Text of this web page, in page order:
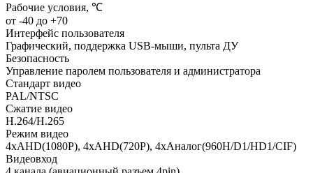
Рабочие условия, ℃
от -40 до +70
Интерфейс пользователя
Графический, поддержка USB-мыши, пульта ДУ
Безопасность
Управление паролем пользователя и администратора
Стандарт видео
PAL/NTSC
Сжатие видео
H.264/H.265
Режим видео
4xAHD(1080P), 4xAHD(720P), 4xАналог(960H/D1/HD1/CIF)
Видеовход